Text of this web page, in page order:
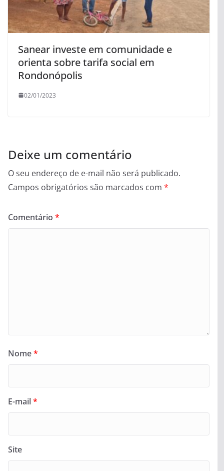
Sanear investe em comunidade e
orienta sobre tarifa social em
Rondonópolis
02/01/2023
Deixe um comentário
O seu endereço de e-mail não será publicado.
Campos obrigatórios são marcados com *
Comentário *
Nome*
E-mail*
Site